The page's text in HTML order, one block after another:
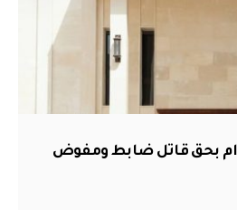
بحق قاتل ضابط ومفوض